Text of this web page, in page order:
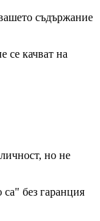
съдържание
се качват на
но не
са" без гаранция